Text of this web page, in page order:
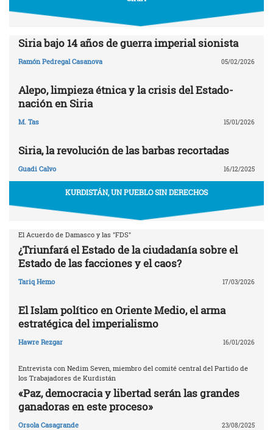
Siria bajo 14 años de guerra imperial sionista
Ramón Pedregal Casanova 05/02/2026
Alepo, limpieza étnica y la crisis del Estado-
nación en Siria
M. Tas 15/01/2026
Siria, la revolución de las barbas recortadas
Guadi Calvo 16/12/2025
KURDISTÁN, UN PUEBLO SIN DERECHOS
El Acuerdo de Damasco y las "FDS"
¿Triunfará el Estado de la ciudadanía sobre el
Estado de las facciones y el caos?
Tariq Hemo 17/03/2026
El Islam político en Oriente Medio, el arma
estratégica del imperialismo
Hawre Rezgar 16/01/2026
Entrevista con Nedim Seven, miembro del comité central del Partido de
los Trabajadores de Kurdistán
«Paz, democracia y libertad serán las grandes
ganadoras en este proceso»
Orsola Casagrande 23/08/2025